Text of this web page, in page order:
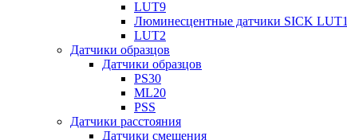
LUT9
Люминесцентные датчики SICK LUT1
LUT2
Датчики образцов
Датчики образцов
PS30
ML20
PSS
Датчики расстояния
Датчики смещения